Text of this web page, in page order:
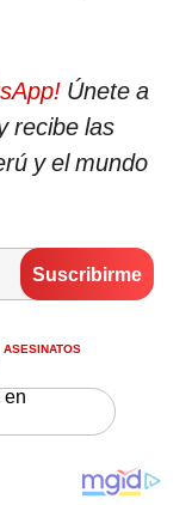
Únete a
recibe las
y el mundo
ASESINATOS
en